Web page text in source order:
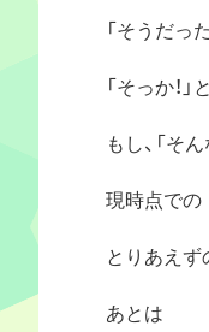
「そうだっ
「そっか！」
もし、「そ
現時点での
とりあえず
あとは